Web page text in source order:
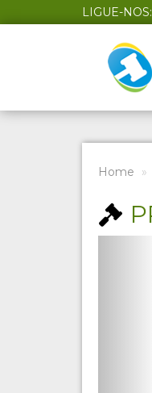
LIGUE-NOS:
Home